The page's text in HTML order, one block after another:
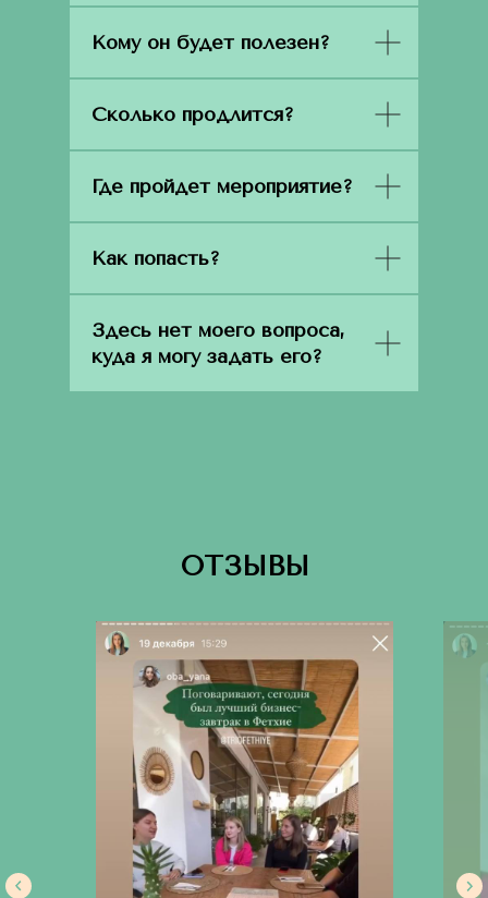
Кому он будет полезен?
Сколько продлится?
Где пройдет мероприятие?
Как попасть?
Здесь нет моего вопроса,
куда я могу задать его?
ОТЗЫВЫ